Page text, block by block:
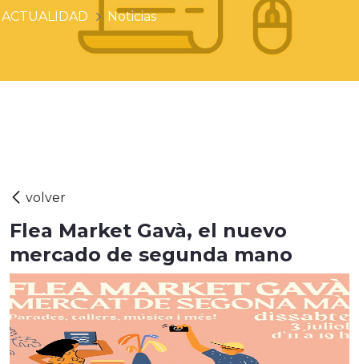
ACTUALIDAD Noticias
Flea Market Gavà, el nuevo
mercado de segunda mano